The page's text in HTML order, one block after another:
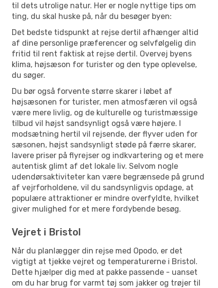
til dets utrolige natur. Her er nogle nyttige tips om
ting, du skal huske på, når du besøger byen:
Det bedste tidspunkt at rejse dertil afhænger altid
af dine personlige præferencer og selvfølgelig din
fritid til rent faktisk at rejse dertil. Overvej byens
klima, højsæson for turister og den type oplevelse,
du søger.
Du bør også forvente større skarer i løbet af
højsæsonen for turister, men atmosfæren vil også
være mere livlig, og de kulturelle og turistmæssige
tilbud vil højst sandsynligt også være højere. I
modsætning hertil vil rejsende, der flyver uden for
sæsonen, højst sandsynligt støde på færre skarer,
lavere priser på flyrejser og indkvartering og et mere
autentisk glimt af det lokale liv. Selvom nogle
udendørsaktiviteter kan være begrænsede på grund
af vejrforholdene, vil du sandsynligvis opdage, at
populære attraktioner er mindre overfyldte, hvilket
giver mulighed for et mere fordybende besøg.
Vejret i Bristol
Når du planlægger din rejse med Opodo, er det
vigtigt at tjekke vejret og temperaturerne i Bristol.
Dette hjælper dig med at pakke passende - uanset
om du har brug for varmt tøj som jakker og trøjer til